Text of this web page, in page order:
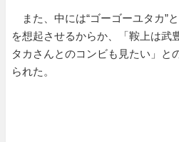
また、中には“ゴーゴーユタカ”
を想起させるからか、「鞍上は武
タカさんとのコンビも見たい」と
られた。